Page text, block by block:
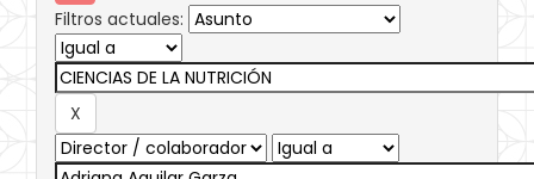
Filtros actuales: